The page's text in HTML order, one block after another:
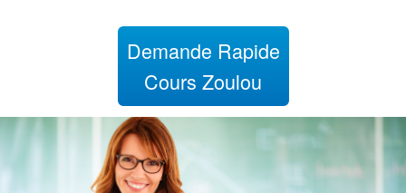
Demande Rapide
Cours Zoulou